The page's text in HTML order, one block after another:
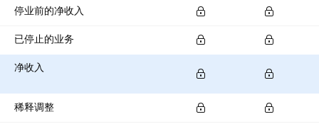
停业前的净收入
已停止的业务
净收入
稀释调整